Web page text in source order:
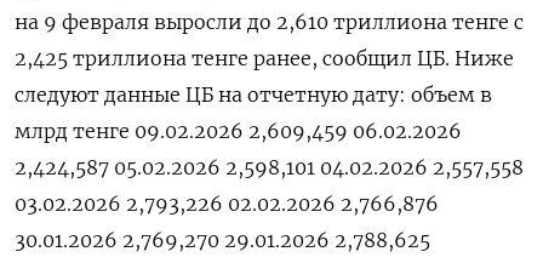
‌на 9 ‍февраля ‌выросли до ​2,610 триллиона тенге ⁠с
‍2,425 триллиона тенге ‌ранее, сообщил ЦБ. Ниже
следуют ‍данные ‍ЦБ на ‍отчетную дату: объем в
млрд ⁠тенге 09.02.2026 2,609,459 06.02.2026
2,424,587 05.02.2026 2,598,101 04.02.2026 2,557,558
03.02.2026 2,793,226 02.02.2026 2,766,876
30.01.2026 2,769,270 29.01.2026 2,788,625